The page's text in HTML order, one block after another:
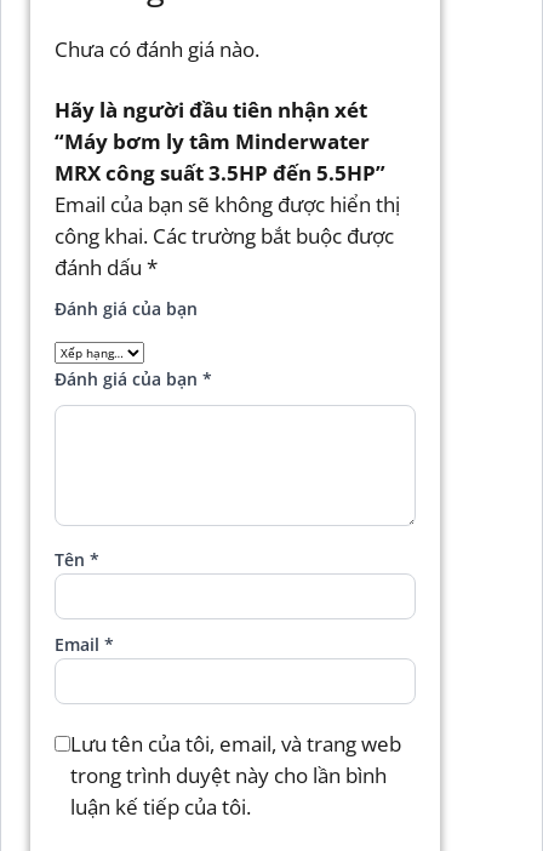
Chưa có đánh giá nào.
Hãy là người đầu tiên nhận xét
“Máy bơm ly tâm Minderwater
MRX công suất 3.5HP đến 5.5HP”
Email của bạn sẽ không được hiển thị
công khai. Các trường bắt buộc được
đánh dấu *
Đánh giá của bạn
Đánh giá của bạn *
Tên *
Email *
Lưu tên của tôi, email, và trang web
trong trình duyệt này cho lần bình
luận kế tiếp của tôi.